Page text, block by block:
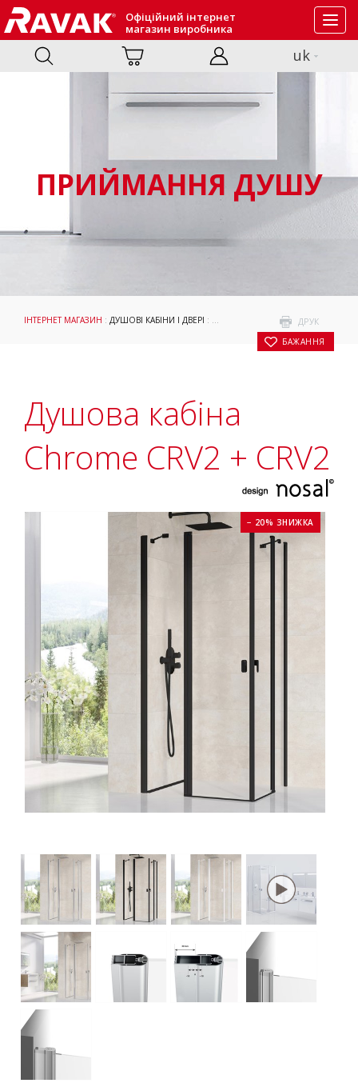
Офіційний інтернет
магазин виробника
uk
ПРИЙМАННЯ ДУШУ
ДРУК
БАЖАННЯ
ІНТЕРНЕТ МАГАЗИН : ДУШОВІ КАБІНИ І ДВЕРІ : ПРИЙМАННЯ ДУШУ : ДУШОВА
Душова кабіна
Chrome CRV2 + CRV2
− 20% ЗНИЖКА